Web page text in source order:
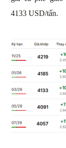
4133 USD/tấn.